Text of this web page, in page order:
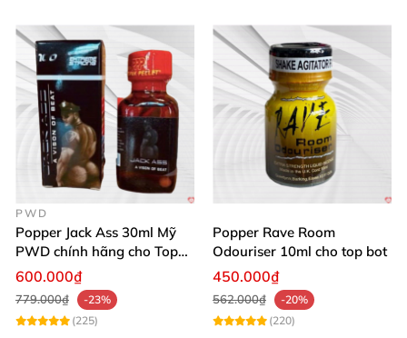
PWD
Popper Jack Ass 30ml Mỹ
PWD chính hãng cho Top
Bot
600.000₫
779.000₫
-23%
(225)
Popper Rave Room
Odouriser 10ml cho top bot
450.000₫
562.000₫
-20%
(220)